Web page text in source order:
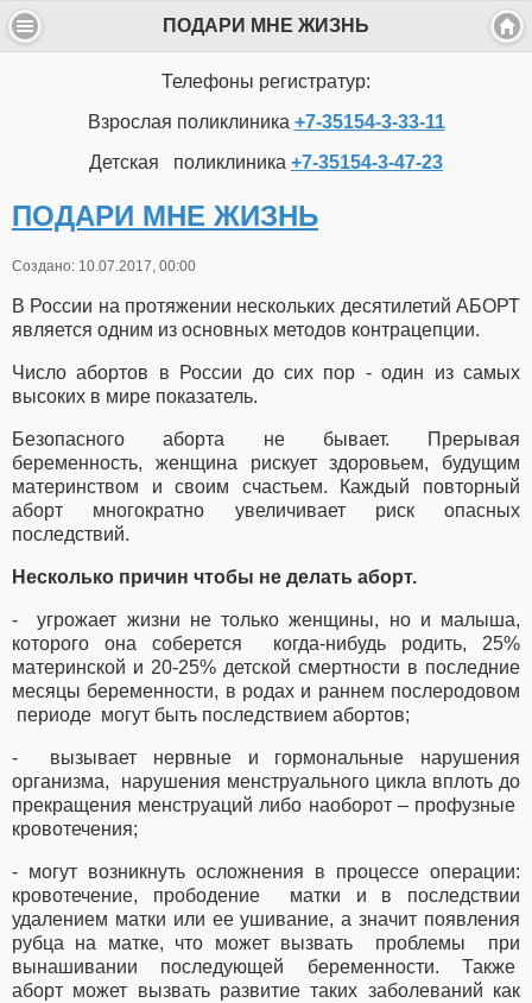
ПОДАРИ МНЕ ЖИЗНЬ
Телефоны регистратур:
Взрослая поликлиника +7-35154-3-33-11
Детская поликлиника +7-35154-3-47-23
ПОДАРИ МНЕ ЖИЗНЬ
Создано: 10.07.2017, 00:00
В России на протяжении нескольких десятилетий АБОРТ
является одним из основных методов контрацепции.
Число абортов в России до сих пор - один из самых
высоких в мире показатель.
Безопасного аборта не бывает. Прерывая
беременность, женщина рискует здоровьем, будущим
материнством и своим счастьем. Каждый повторный
аборт многократно увеличивает риск опасных
последствий.
Несколько причин чтобы не делать аборт.
- угрожает жизни не только женщины, но и малыша,
которого она соберется когда-нибудь родить, 25%
материнской и 20-25% детской смертности в последние
месяцы беременности, в родах и раннем послеродовом
периоде могут быть последствием абортов;
- вызывает нервные и гормональные нарушения
организма, нарушения менструального цикла вплоть до
прекращения менструаций либо наоборот – профузные
кровотечения;
- могут возникнуть осложнения в процессе операции:
кровотечение, прободение матки и в последствии
удалением матки или ее ушивание, а значит появления
рубца на матке, что может вызвать проблемы при
вынашивании последующей беременности. Также
аборт может вызвать развитие таких заболеваний как